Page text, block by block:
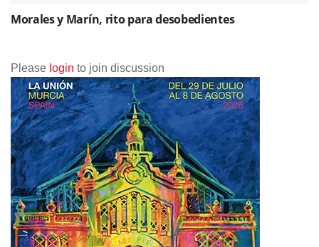
Morales y Marín, rito para desobedientes
Please login to join discussion